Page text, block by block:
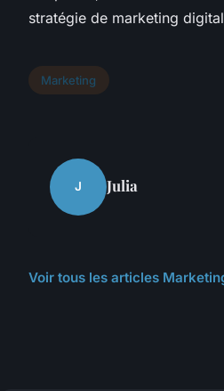
stratégie de marketing
Marketing
J Julia
Voir tous les articles